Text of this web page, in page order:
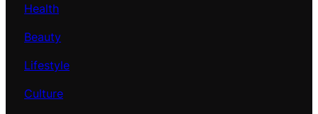
Health
Beauty
Lifestyle
Culture